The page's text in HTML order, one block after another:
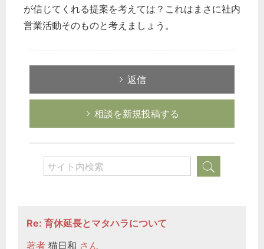
が信じてくれる提案を考えては？これはまさに社内
営業活動そのものと考えましょう。
返信
相談を新規投稿する
Re: 育休延長とマタハラについて
著者 猫日和 さん